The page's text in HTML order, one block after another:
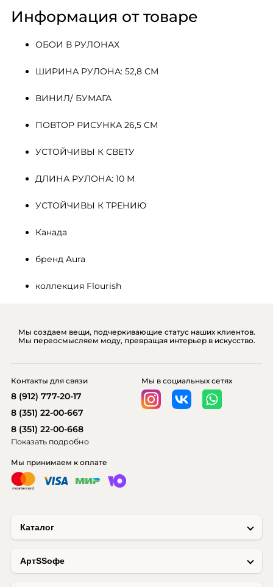
Информация от товаре
ОБОИ В РУЛОНАХ
ШИРИНА РУЛОНА: 52,8 СМ
ВИНИЛ/ БУМАГА
ПОВТОР РИСУНКА 26,5 СМ
УСТОЙЧИВЫ К СВЕТУ
ДЛИНА РУЛОНА: 10 М
УСТОЙЧИВЫ К ТРЕНИЮ
Канада
бренд Aura
коллекция Flourish
Мы создаем вещи, подчеркивающие статус наших клиентов.
Мы переосмысляем моду, превращая интерьер в искусство.
Каталог
AртSSофе
Мы принимаем к оплате
Мы в социальных сетях
Контакты для связи
8 (912) 777-20-17
8 (351) 22-00-667
8 (351) 22-00-668
Показать подробно